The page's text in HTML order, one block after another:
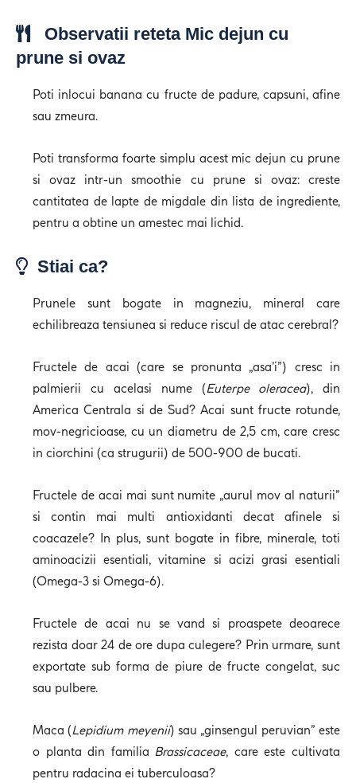
Observatii reteta Mic dejun cu
prune si ovaz
Poti inlocui banana cu fructe de padure, capsuni, afine
sau zmeura.
Poti transforma foarte simplu acest mic dejun cu prune
si ovaz intr-un smoothie cu prune si ovaz: creste
cantitatea de lapte de migdale din lista de ingrediente,
pentru a obtine un amestec mai lichid.
Stiai ca?
Prunele sunt bogate in magneziu, mineral care
echilibreaza tensiunea si reduce riscul de atac cerebral?
Fructele de acai (care se pronunta „asa’i”) cresc in
palmierii cu acelasi nume (Euterpe oleracea), din
America Centrala si de Sud? Acai sunt fructe rotunde,
mov-negricioase, cu un diametru de 2,5 cm, care cresc
in ciorchini (ca strugurii) de 500-900 de bucati.
Fructele de acai mai sunt numite „aurul mov al naturii”
si contin mai multi antioxidanti decat afinele si
coacazele? In plus, sunt bogate in fibre, minerale, toti
aminoacizii esentiali, vitamine si acizi grasi esentiali
(Omega-3 si Omega-6).
Fructele de acai nu se vand si proaspete deoarece
rezista doar 24 de ore dupa culegere? Prin urmare, sunt
exportate sub forma de piure de fructe congelat, suc
sau pulbere.
Maca (Lepidium meyenii) sau „ginsengul peruvian” este
o planta din familia Brassicaceae, care este cultivata
pentru radacina ei tuberculoasa?